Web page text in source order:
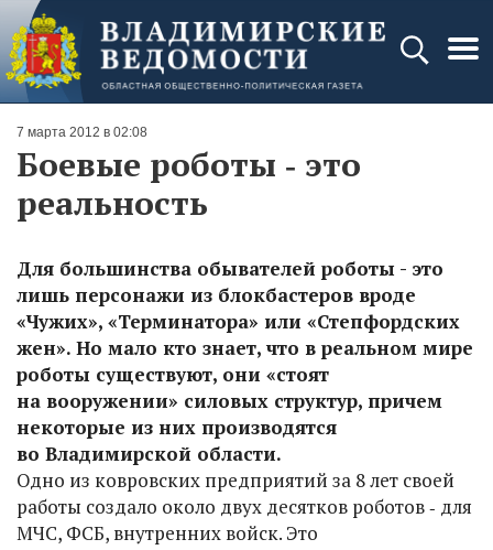
7 марта 2012 в 02:08
Боевые роботы ‑ это
реальность
Для большинства обывателей роботы - это
лишь персонажи из блокбастеров вроде
«Чужих», «Терминатора» или «Степфордских
жен». Но мало кто знает, что в реальном мире
роботы существуют, они «стоят
на вооружении» силовых структур, причем
некоторые из них производятся
во Владимирской области.
Одно из ковровских предприятий за 8 лет своей
работы создало около двух десятков роботов ‑ для
МЧС, ФСБ, внутренних войск. Это